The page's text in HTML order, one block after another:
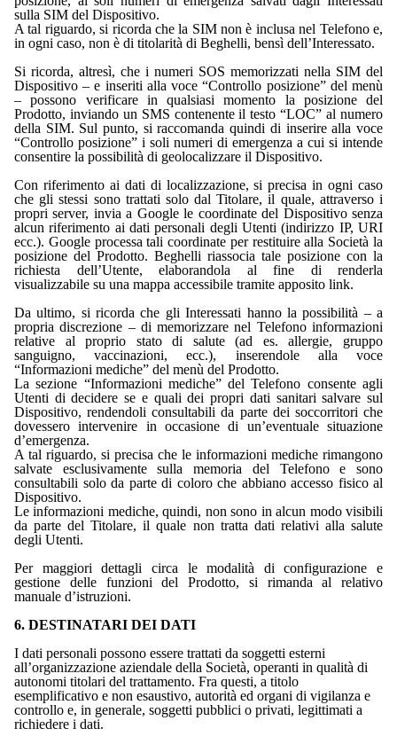
sulla SIM del Dispositivo.
A tal riguardo, si ricorda che la SIM non è inclusa nel Telefono e,
in ogni caso, non è di titolarità di Beghelli, bensì dell’Interessato.
Si ricorda, altresì, che i numeri SOS memorizzati nella SIM del
Dispositivo – e inseriti alla voce “Controllo posizione” del menù
– possono verificare in qualsiasi momento la posizione del
Prodotto, inviando un SMS contenente il testo “LOC” al numero
della SIM. Sul punto, si raccomanda quindi di inserire alla voce
“Controllo posizione” i soli numeri di emergenza a cui si intende
consentire la possibilità di geolocalizzare il Dispositivo.
Con riferimento ai dati di localizzazione, si precisa in ogni caso
che gli stessi sono trattati solo dal Titolare, il quale, attraverso i
propri server, invia a Google le coordinate del Dispositivo senza
alcun riferimento ai dati personali degli Utenti (indirizzo IP, URI
ecc.). Google processa tali coordinate per restituire alla Società la
posizione del Prodotto. Beghelli riassocia tale posizione con la
richiesta dell’Utente, elaborandola al fine di renderla
visualizzabile su una mappa accessibile tramite apposito link.
Da ultimo, si ricorda che gli Interessati hanno la possibilità – a
propria discrezione – di memorizzare nel Telefono informazioni
relative al proprio stato di salute (ad es. allergie, gruppo
sanguigno, vaccinazioni, ecc.), inserendole alla voce
“Informazioni mediche” del menù del Prodotto.
La sezione “Informazioni mediche” del Telefono consente agli
Utenti di decidere se e quali dei propri dati sanitari salvare sul
Dispositivo, rendendoli consultabili da parte dei soccorritori che
dovessero intervenire in occasione di un’eventuale situazione
d’emergenza.
A tal riguardo, si precisa che le informazioni mediche rimangono
salvate esclusivamente sulla memoria del Telefono e sono
consultabili solo da parte di coloro che abbiano accesso fisico al
Dispositivo.
Le informazioni mediche, quindi, non sono in alcun modo visibili
da parte del Titolare, il quale non tratta dati relativi alla salute
degli Utenti.
Per maggiori dettagli circa le modalità di configurazione e
gestione delle funzioni del Prodotto, si rimanda al relativo
manuale d’istruzioni.
6. DESTINATARI DEI DATI
I dati personali possono essere trattati da soggetti esterni
all’organizzazione aziendale della Società, operanti in qualità di
autonomi titolari del trattamento. Fra questi, a titolo
esemplificativo e non esaustivo, autorità ed organi di vigilanza e
controllo e, in generale, soggetti pubblici o privati, legittimati a
richiedere i dati.